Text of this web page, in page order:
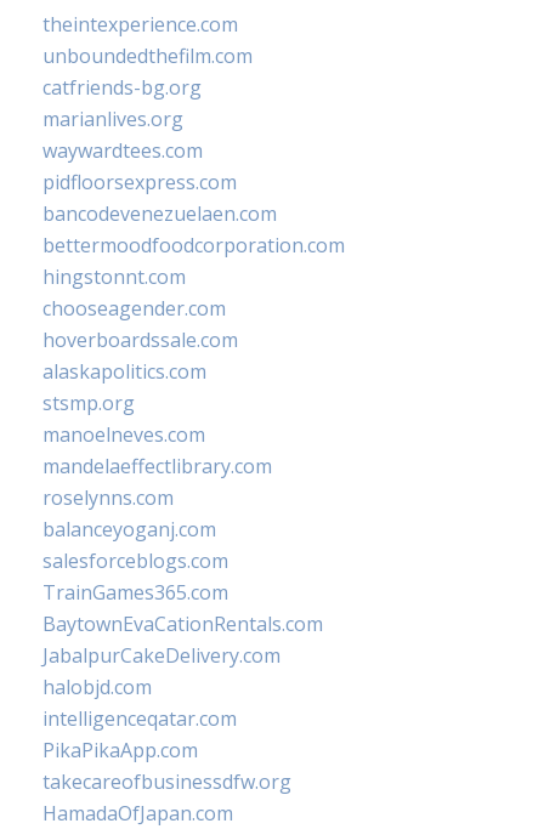
theintexperience.com
unboundedthefilm.com
catfriends-bg.org
marianlives.org
waywardtees.com
pidfloorsexpress.com
bancodevenezuelaen.com
bettermoodfoodcorporation.com
hingstonnt.com
chooseagender.com
hoverboardssale.com
alaskapolitics.com
stsmp.org
manoelneves.com
mandelaeffectlibrary.com
roselynns.com
balanceyoganj.com
salesforceblogs.com
TrainGames365.com
BaytownEvaCationRentals.com
JabalpurCakeDelivery.com
halobjd.com
intelligenceqatar.com
PikaPikaApp.com
takecareofbusinessdfw.org
HamadaOfJapan.com